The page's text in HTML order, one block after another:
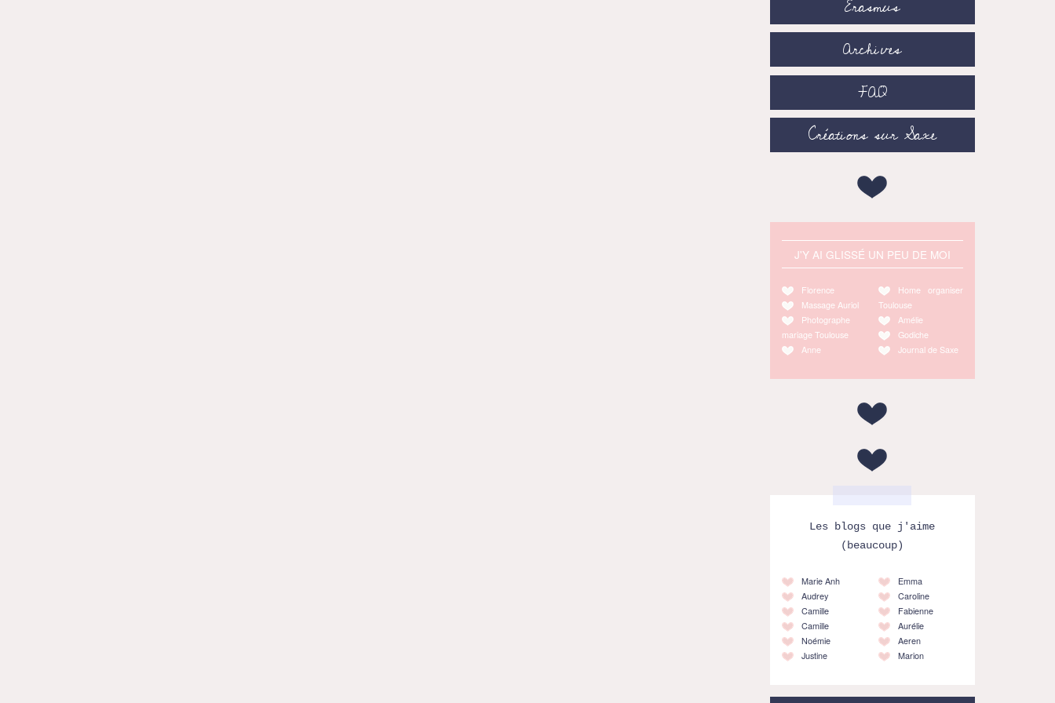
Erasmus
Archives
FAQ
Créations sur Saxe
J'Y AI GLISSÉ UN PEU DE MOI
Florence
Massage Auriol
Photographe
mariage Toulouse
Anne
Home organiser
Toulouse
Amélie
Godiche
Journal de Saxe
Les blogs que j'aime
(beaucoup)
Marie Anh
Audrey
Camille
Camille
Noémie
Justine
Emma
Caroline
Fabienne
Aurélie
Aeren
Marion